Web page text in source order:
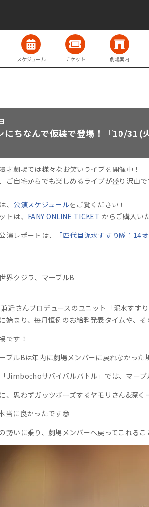
スケジュール チケット 劇場案内
にちなんで仮装で登場！『10/31(
才劇場では様々なお笑いライブを開催中！
ご自宅からでも楽しめるライブが盛り沢山で
、 公演スケジュールをご覧ください！
トは、 FANY ONLINE TICKET からご購入い
演レポートは、
「四代目泥水すすり隊：14
界クジラ、マーブルB
近さんプロデュースのユニット「泥水すす
始まり、毎月恒例のお給料発表タイムや、
です！
ブルBは年内に劇場メンバーに戻れなかっ
Jimbochoサバイバルバトル」では、マーブ
、思わずガッツポーズするヤモリさん&深く
当に良かったです😎
勢いに乗り、劇場メンバーへ戻ってこれる